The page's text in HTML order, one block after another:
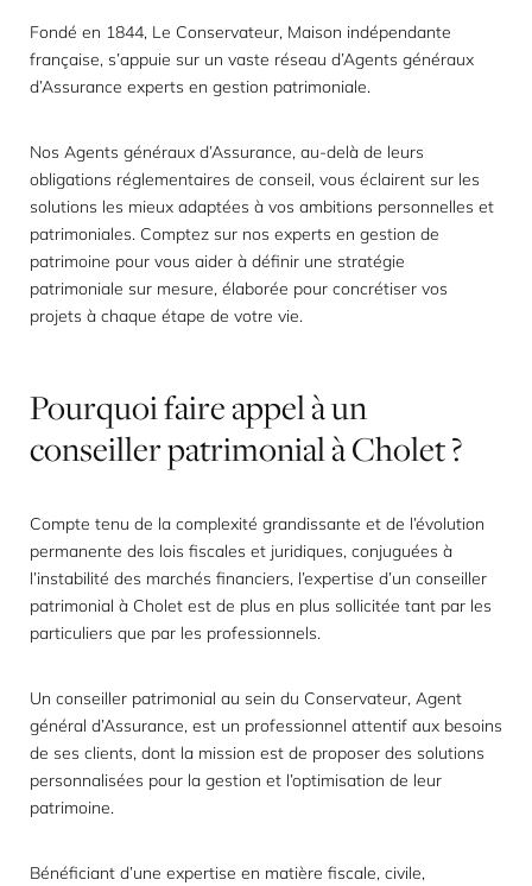
Fondé en 1844, Le Conservateur, Maison indépendante
française, s’appuie sur un vaste réseau d’Agents généraux
d’Assurance experts en gestion patrimoniale.
Nos Agents généraux d’Assurance, au-delà de leurs
obligations réglementaires de conseil, vous éclairent sur les
solutions les mieux adaptées à vos ambitions personnelles et
patrimoniales. Comptez sur nos experts en gestion de
patrimoine pour vous aider à définir une stratégie
patrimoniale sur mesure, élaborée pour concrétiser vos
projets à chaque étape de votre vie.
Pourquoifaireappelàun
conseillerpatrimonialàCholet?
Compte tenu de la complexité grandissante et de l’évolution
permanente des lois fiscales et juridiques, conjuguées à
l’instabilité des marchés financiers, l’expertise d’un conseiller
patrimonial à Cholet est de plus en plus sollicitée tant par les
particuliers que par les professionnels.
Un conseiller patrimonial au sein du Conservateur, Agent
général d’Assurance, est un professionnel attentif aux besoins
de ses clients, dont la mission est de proposer des solutions
personnalisées pour la gestion et l’optimisation de leur
patrimoine.
Bénéficiant d’une expertise en matière fiscale, civile,